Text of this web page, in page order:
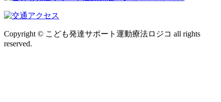
Copyright © こども発達サポート運動療法ロジコ all rights
reserved.